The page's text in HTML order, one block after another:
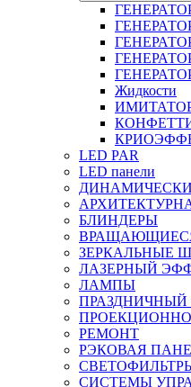
Жидкости
LED PAR
LED панели
БЛИНДЕРЫ
ЗЕРКАЛЬНЫЕ
ЛАЗЕРНЫЙ
ЛАМПЫ
ПРАЗДНИЧНЫЙ
РЕМОНТ
РЭКОВАЯ
СИСТЕМЫ